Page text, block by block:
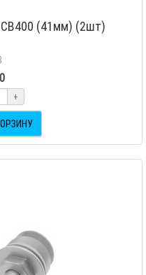
CB400 (41мм) (2шт)
+